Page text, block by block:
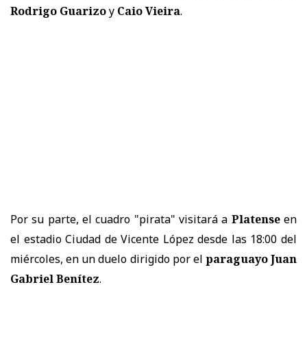
Rodrigo Guarizoy Caio Vieira.
Por su parte, el cuadro "pirata" visitará a Platenseen
el estadio Ciudad de Vicente López desde las 18:00 del
miércoles, en un duelo dirigido por el paraguayo Juan
Gabriel Benítez.